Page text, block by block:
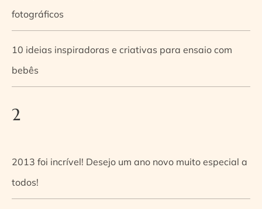
fotográficos
10 ideias inspiradoras e criativas para ensaio com
bebês
2
2013 foi incrível! Desejo um ano novo muito especial a
todos!